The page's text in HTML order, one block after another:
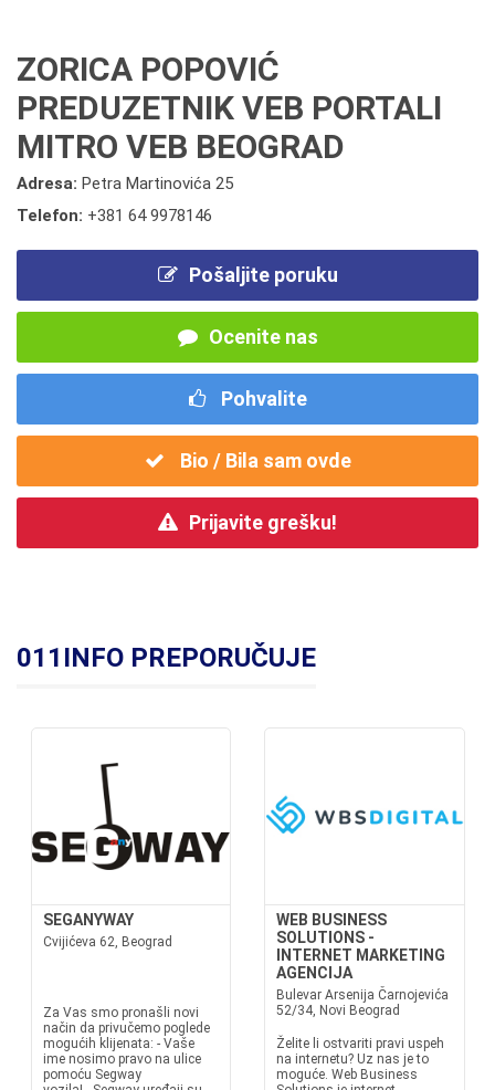
ZORICA POPOVIĆ
PREDUZETNIK VEB PORTALI
MITRO VEB BEOGRAD
Adresa: Petra Martinovića 25
Telefon: +381 64 9978146
Pošaljite poruku
Ocenite nas
Pohvalite
Bio / Bila sam ovde
Prijavite grešku!
011INFO PREPORUČUJE
SEGANYWAY
Cvijićeva 62, Beograd
Za Vas smo pronašli novi
način da privučemo poglede
mogućih klijenata: - Vaše
ime nosimo pravo na ulice
pomoću Segway
WEB BUSINESS
SOLUTIONS -
INTERNET MARKETING
AGENCIJA
Bulevar Arsenija Čarnojevića
52/34, Novi Beograd
Želite li ostvariti pravi uspeh
na internetu? Uz nas je to
moguće. Web Business